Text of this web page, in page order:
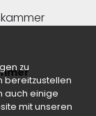
zu
bereitzustellen
auch einige
mit unseren